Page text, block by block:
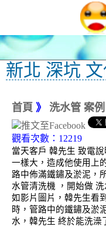
新北 深坑
首頁 》 洗水管 案例
觀看次數：12219
當天客戶 韓先生 致電
一樣大，造成他使用上
路中佈滿鐵鏽及淤泥，
水管清洗機 ，開始做
如影片圖片，韓先生看
時，管路中的鐵鏽及淤
水，韓先生 終於能洗澡